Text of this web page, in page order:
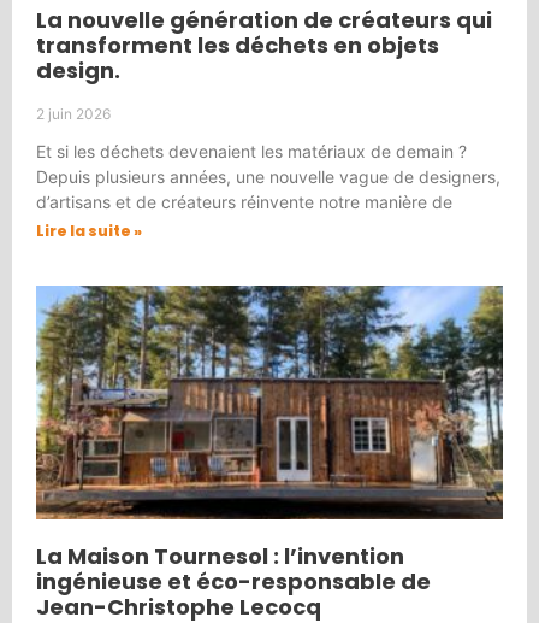
La nouvelle génération de créateurs qui
transforment les déchets en objets
design.
2 juin 2026
Et si les déchets devenaient les matériaux de demain ?
Depuis plusieurs années, une nouvelle vague de designers,
d’artisans et de créateurs réinvente notre manière de
Lire la suite »
La Maison Tournesol : l’invention
ingénieuse et éco-responsable de
Jean-Christophe Lecocq